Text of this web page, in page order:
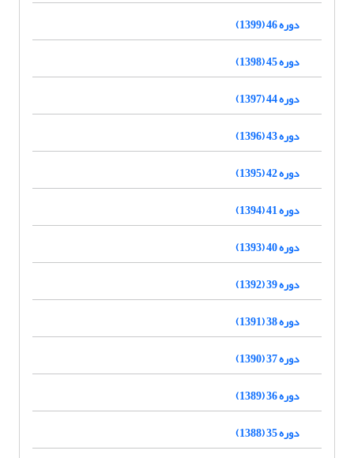
دوره 46 (1399)
دوره 45 (1398)
دوره 44 (1397)
دوره 43 (1396)
دوره 42 (1395)
دوره 41 (1394)
دوره 40 (1393)
دوره 39 (1392)
دوره 38 (1391)
دوره 37 (1390)
دوره 36 (1389)
دوره 35 (1388)